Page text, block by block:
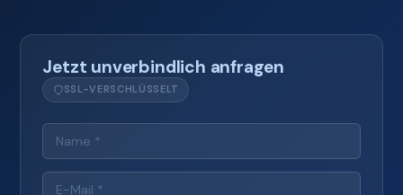
Jetzt unverbindlich anfragen
SSL-VERSCHLÜSSELT